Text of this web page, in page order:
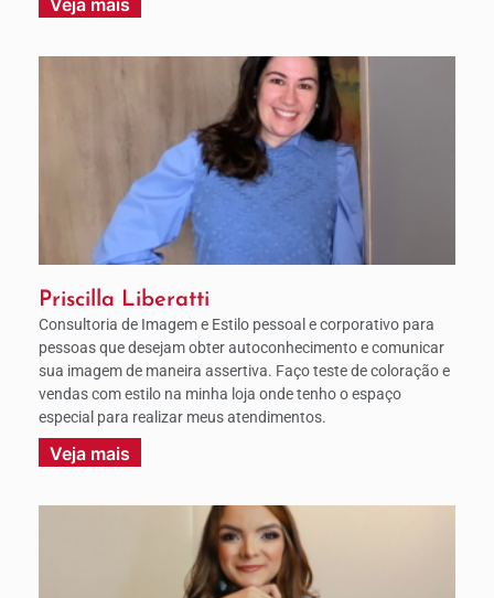
Veja mais
Priscilla Liberatti
Consultoria de Imagem e Estilo pessoal e corporativo para
pessoas que desejam obter autoconhecimento e comunicar
sua imagem de maneira assertiva. Faço teste de coloração e
vendas com estilo na minha loja onde tenho o espaço
especial para realizar meus atendimentos.
Veja mais